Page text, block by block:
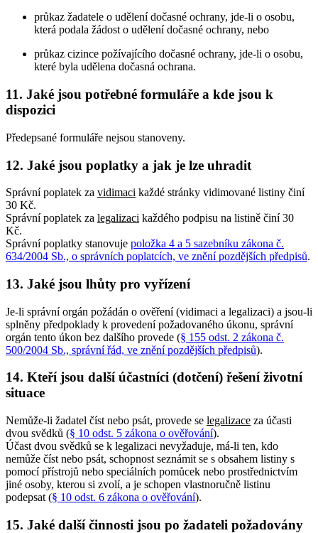
průkaz žadatele o udělení dočasné ochrany, jde-li o osobu,
která podala žádost o udělení dočasné ochrany, nebo
průkaz cizince požívajícího dočasné ochrany, jde-li o osobu,
které byla udělena dočasná ochrana.
11. Jaké jsou potřebné formuláře a kde jsou k
dispozici
Předepsané formuláře nejsou stanoveny.
12. Jaké jsou poplatky a jak je lze uhradit
Správní poplatek za vidimaci každé stránky vidimované listiny činí
30 Kč.
Správní poplatek za legalizaci každého podpisu na listině činí 30
Kč.
Správní poplatky stanovuje položka 4 a 5 sazebníku zákona č.
634/2004 Sb., o správních poplatcích, ve znění pozdějších předpisů.
13. Jaké jsou lhůty pro vyřízení
Je-li správní orgán požádán o ověření (vidimaci a legalizaci) a jsou-li
splněny předpoklady k provedení požadovaného úkonu, správní
orgán tento úkon bez dalšího provede (§ 155 odst. 2 zákona č.
500/2004 Sb., správní řád, ve znění pozdějších předpisů).
14. Kteří jsou další účastníci (dotčení) řešení životní
situace
Nemůže-li žadatel číst nebo psát, provede se legalizace za účasti
dvou svědků (§ 10 odst. 5 zákona o ověřování).
Účast dvou svědků se k legalizaci nevyžaduje, má-li ten, kdo
nemůže číst nebo psát, schopnost seznámit se s obsahem listiny s
pomocí přístrojů nebo speciálních pomůcek nebo prostřednictvím
jiné osoby, kterou si zvolí, a je schopen vlastnoručně listinu
podepsat (§ 10 odst. 6 zákona o ověřování).
15. Jaké další činnosti jsou po žadateli požadovány